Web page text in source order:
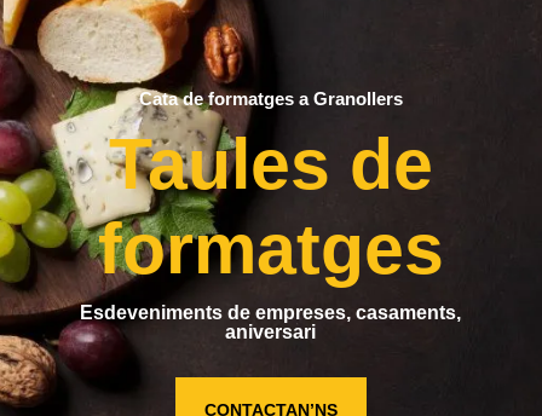
Cata de formatges a Granollers
Taules de
formatges
Esdeveniments de empreses, casaments,
aniversari
CONTACTAN’NS